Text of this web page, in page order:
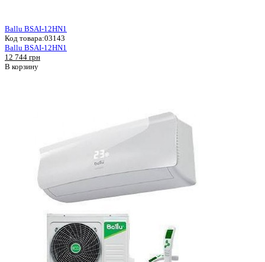
Ballu BSAI-12HN1
Код товара:03143
Ballu BSAI-12HN1
12 744 грн
В корзину